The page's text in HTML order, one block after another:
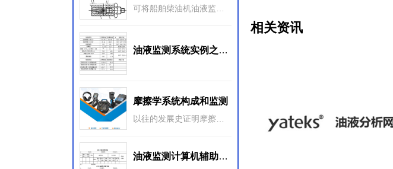
油液监测系统实例之诊断船舶柴油机轴瓦异常磨损
摩擦学系统构成和监测
油液监测计算机辅助系统
相关资讯